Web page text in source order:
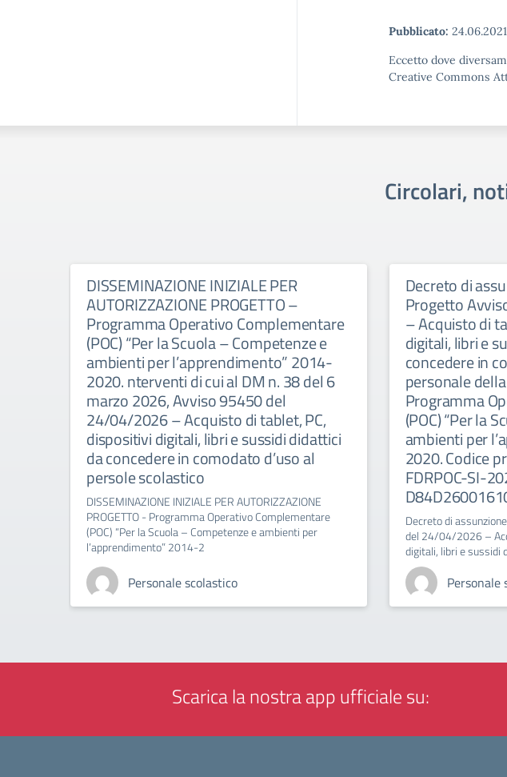
Pubblicato: 24.06.2021
Eccetto dove
Creative Commons
Circolari,
DISSEMINAZIONE INIZIALE PER
AUTORIZZAZIONE PROGETTO –
Programma Operativo Complementare
(POC) “Per la Scuola – Competenze e
ambienti per l’apprendimento” 2014-
2020. nterventi di cui al DM n. 38 del 6
marzo 2026, Avviso 95450 del
24/04/2026 – Acquisto di tablet, PC,
dispositivi digitali, libri e sussidi didattici
da concedere in comodato d’uso al
persole scolastico
DISSEMINAZIONE INIZIALE PER AUTORIZZAZIONE
PROGETTO - Programma Operativo Complementare
(POC) “Per la Scuola – Competenze e ambienti per
l’apprendimento” 2014-2
Personale scolastico
Decreto di
Progetto
– Acquisto di
digitali, libri e
concedere in
personale
Programma
(POC) “Per la
ambienti per
2020. Codice
FDRPOC-SI-
Decreto di
del 24/04/2026 –
digitali, libri e sussidi
Personale
Scarica la nostra app ufficiale su: